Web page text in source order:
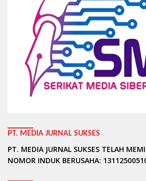
PT. MEDIA JURNAL SUKSES
PT. MEDIA JURNAL SUKSES TELAH
NOMOR INDUK BERUSAHA: